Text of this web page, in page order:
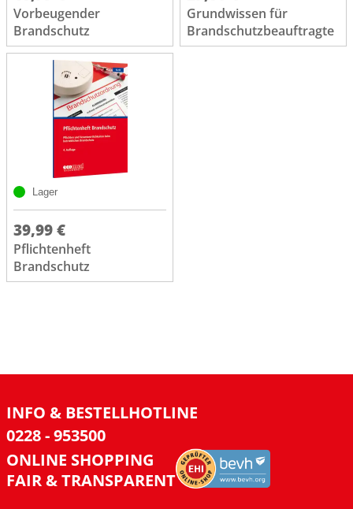
Vorbeugender
Brandschutz
Grundwissen für
Brandschutzbeauftragte
Lager
39,99 €
Pflichtenheft
Brandschutz
INFO & BESTELLHOTLINE
0228 - 953500
ONLINE SHOPPING
FAIR & TRANSPARENT